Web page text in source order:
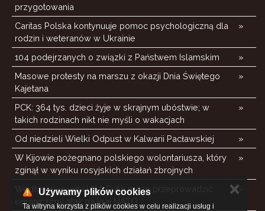
przygotowania
»
Caritas Polska kontynuuje pomoc psychologiczną dla
rodzin i weteranów w Ukrainie
»
104 podejrzanych o związki z Państwem Islamskim
»
Masowe protesty na marszu z okazji Dnia Świętego
Kajetana
»
PCK: 364 tys. dzieci żyje w skrajnym ubóstwie; w
takich rodzinach nikt nie myśli o wakacjach
»
Od niedzieli Wielki Odpust w Kalwarii Pacławskiej
»
W Kijowie pożegnano polskiego wolontariusza, który
zginął w wyniku rosyjskich działań zbrojnych
»
Według wywiadu USA Putin może przeprowadzić
ograniczony atak na kraj NATO
Używamy plików cookies
Ta witryna korzysta z plików cookies w celu realizacji usług i
✕